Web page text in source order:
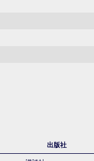
出版社